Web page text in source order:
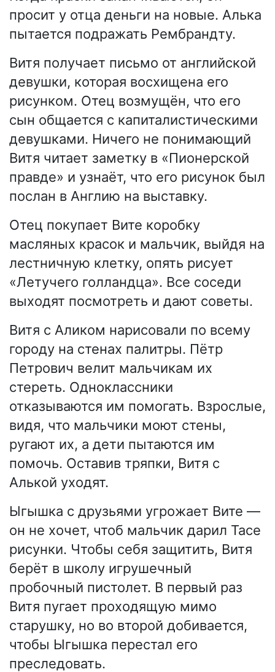
просит у отца деньги на новые. Алька
пытается подражать Рембрандту.
Витя получает письмо от английской
девушки, которая восхищена его
рисунком. Отец возмущён, что его
сын общается с капиталистическими
девушками. Ничего не понимающий
Витя читает заметку в «Пионерской
правде» и узнаёт, что его рисунок был
послан в Англию на выставку.
Отец покупает Вите коробку
масляных красок и мальчик, выйдя на
лестничную клетку, опять рисует
«Летучего голландца». Все соседи
выходят посмотреть и дают советы.
Витя с Аликом нарисовали по всему
городу на стенах палитры. Пётр
Петрович велит мальчикам их
стереть. Одноклассники
отказываются им помогать. Взрослые,
видя, что мальчики моют стены,
ругают их, а дети пытаются им
помочь. Оставив тряпки, Витя с
Алькой уходят.
Ыгышка с друзьями угрожает Вите —
он не хочет, чтоб мальчик дарил Тасе
рисунки. Чтобы себя защитить, Витя
берёт в школу игрушечный
пробочный пистолет. В первый раз
Витя пугает проходящую мимо
старушку, но во второй добивается,
чтобы Ыгышка перестал его
преследовать.